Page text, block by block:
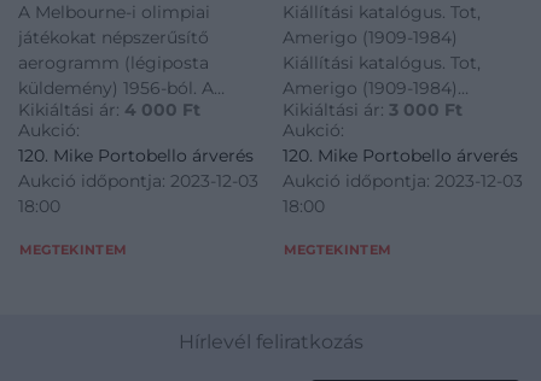
aerogramm (légiposta
küldemény) 1956-ból.
Verzóján egy
Ausztráliában élő
magyar kivándorlónak
egy Ausztriába
menekült ma
A Melbourne-i olimpiai
játékokat népszerűsítő
aerogramm (légiposta
küldemény) 1956-ból. A
Melbourne-i olimpiai
játékokat népszerűsítő
aerogramm (légiposta
küldemény) 1956-ból.
Verzóján egy Ausztráliában
Kikiáltási ár: 4 000 Ft
Aukció:
120. Mike Portobello árverés
Aukció időpontja: 2023-12-03
18:00
MEGTEKINTEM
Vigadó Galériában
megrendezett
kiállításának
katalógusa 1982-ből.
Aláírt példány.
Kiállítási katalógus. Tot,
Amerigo (1909-1984)
Kiállítási katalógus. Tot,
Amerigo (1909-1984)
szobrászművész Vigadó
Galériában megrendezett
kiállításának katalógusa
1982-ből. Aláírt példány.
Kikiáltási ár: 3 000 Ft
Aukció:
120. Mike Portobello árverés
Aukció időpontja: 2023-12-03
18:00
MEGTEKINTEM
Hírlevél feliratkozás